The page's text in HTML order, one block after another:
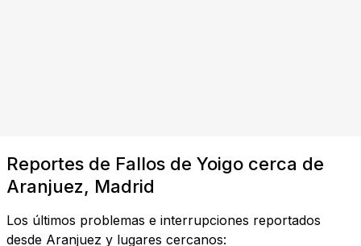
Reportes de Fallos de Yoigo cerca de
Aranjuez, Madrid
Los últimos problemas e interrupciones reportados
desde Aranjuez y lugares cercanos: